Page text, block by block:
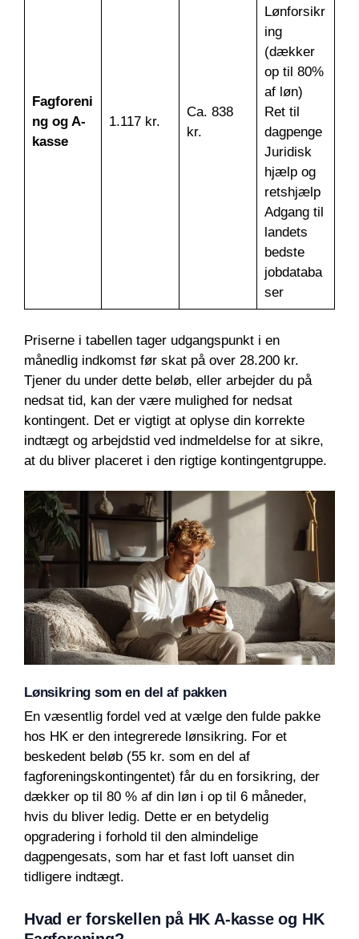
Fagforeni
ng og A-
kasse
1.117 kr.
Ca. 838
kr.
Lønforsikr
ing
(dækker
op til 80%
af løn)
Ret til
dagpenge
Juridisk
hjælp og
retshjælp
Adgang til
landets
bedste
jobdataba
ser
Priserne i tabellen tager udgangspunkt i en
månedlig indkomst før skat på over 28.200 kr.
Tjener du under dette beløb, eller arbejder du på
nedsat tid, kan der være mulighed for nedsat
kontingent. Det er vigtigt at oplyse din korrekte
indtægt og arbejdstid ved indmeldelse for at sikre,
at du bliver placeret i den rigtige kontingentgruppe.
Lønsikring som en del af pakken
En væsentlig fordel ved at vælge den fulde pakke
hos HK er den integrerede lønsikring. For et
beskedent beløb (55 kr. som en del af
fagforeningskontingentet) får du en forsikring, der
dækker op til 80 % af din løn i op til 6 måneder,
hvis du bliver ledig. Dette er en betydelig
opgradering i forhold til den almindelige
dagpengesats, som har et fast loft uanset din
tidligere indtægt.
Hvad er forskellen på HK A-kasse og HK